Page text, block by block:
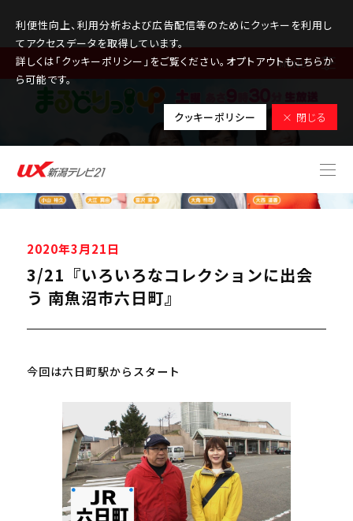
利便性向上、利用分析および広告配信等のためにクッキーを利用し
てアクセスデータを取得しています。
詳しくは「クッキーポリシー」をご覧ください。オプトアウトもこちらか
ら可能です。
クッキーポリシー × 閉じる
MENU
2020年3月21日
3/21『いろいろなコレクションに出会
う 南魚沼市六日町』
今回は六日町駅からスタート